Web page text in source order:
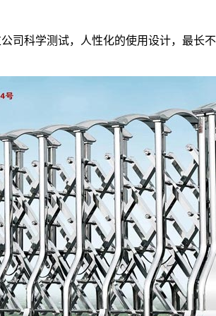
司科学测试，人性化的使用设计，最长